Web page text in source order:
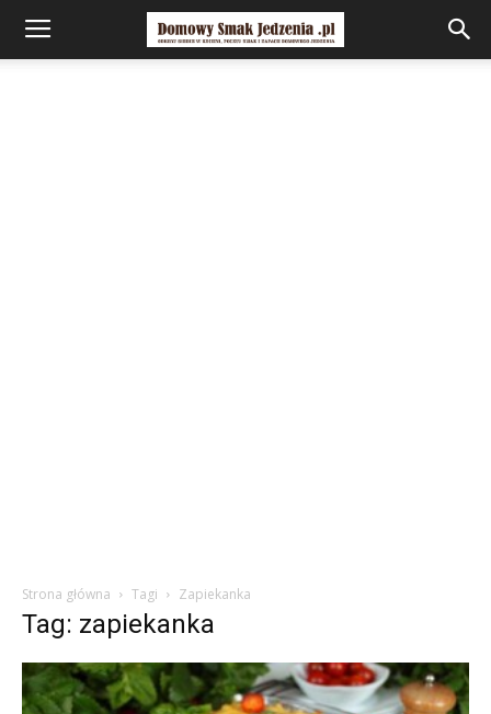
Strona główna Tagi Zapiekanka
Tag: zapiekanka